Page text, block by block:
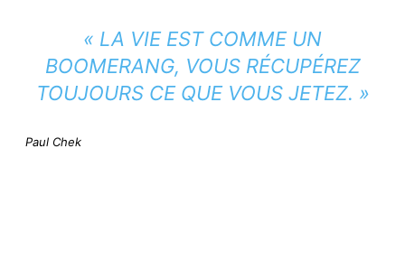
« LA VIE EST COMME UN
BOOMERANG, VOUS RÉCUPÉREZ
TOUJOURS CE QUE VOUS JETEZ. »
Paul Chek